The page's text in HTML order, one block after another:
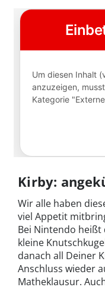
Kirby:
Wir alle haben
viel Appetit
Bei Nintendo heißt
kleine
danach all Deiner
Anschluss wieder
Matheklausur.